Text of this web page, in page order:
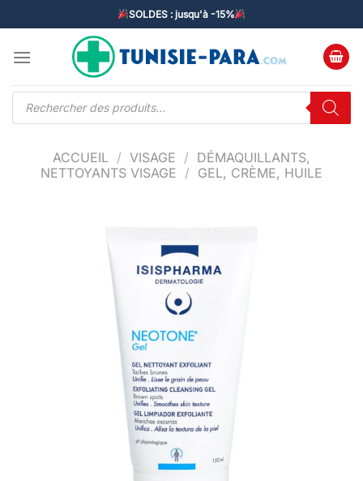
au
contenu
SOLDES : jusqu'à -15%
Recherche
ACCUEIL / VISAGE / DÉMAQUILLANTS,
NETTOYANTS VISAGE / GEL, CRÈME, HUILE